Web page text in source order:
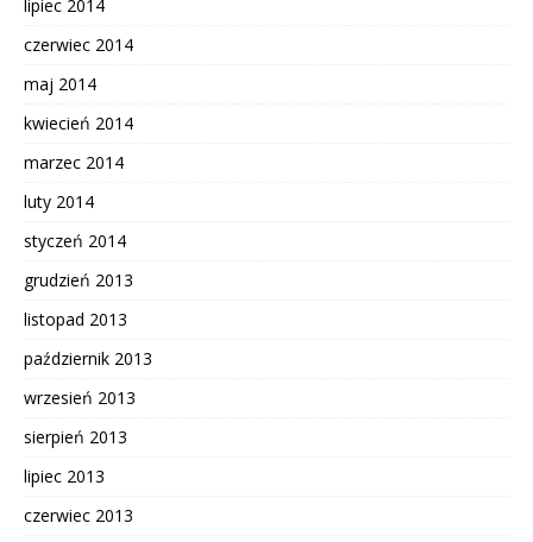
lipiec 2014
czerwiec 2014
maj 2014
kwiecień 2014
marzec 2014
luty 2014
styczeń 2014
grudzień 2013
listopad 2013
październik 2013
wrzesień 2013
sierpień 2013
lipiec 2013
czerwiec 2013